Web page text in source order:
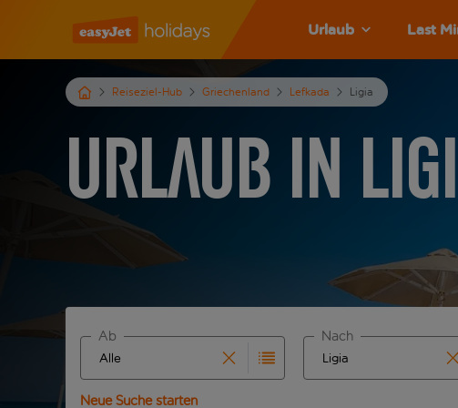
Urlaub Last
Reiseziel-Hub Griechenland Lefkada Ligia
Urlaub in
Beginne mit der Eingabe für die automatische
Ab
Beginne mit der
Nach
Neue Suche starten